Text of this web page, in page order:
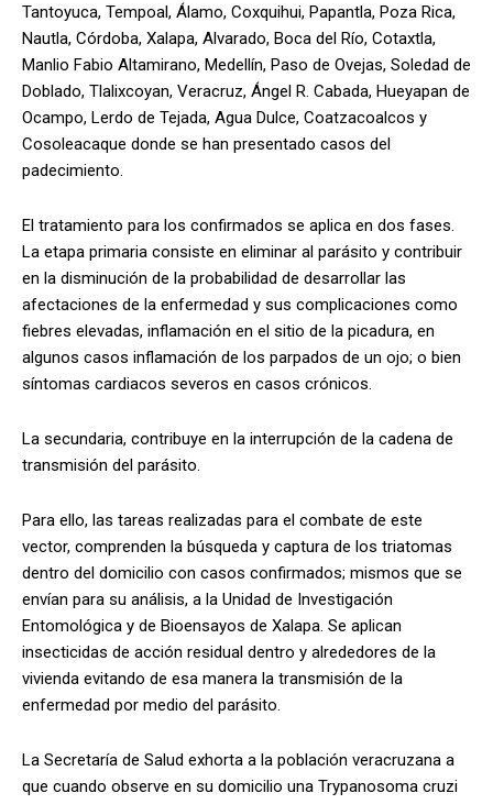
Tantoyuca, Tempoal, Álamo, Coxquihui, Papantla, Poza Rica,
Nautla, Córdoba, Xalapa, Alvarado, Boca del Río, Cotaxtla,
Manlio Fabio Altamirano, Medellín, Paso de Ovejas, Soledad de
Doblado, Tlalixcoyan, Veracruz, Ángel R. Cabada, Hueyapan de
Ocampo, Lerdo de Tejada, Agua Dulce, Coatzacoalcos y
Cosoleacaque donde se han presentado casos del
padecimiento.
El tratamiento para los confirmados se aplica en dos fases.
La etapa primaria consiste en eliminar al parásito y contribuir
en la disminución de la probabilidad de desarrollar las
afectaciones de la enfermedad y sus complicaciones como
fiebres elevadas, inflamación en el sitio de la picadura, en
algunos casos inflamación de los parpados de un ojo; o bien
síntomas cardiacos severos en casos crónicos.
La secundaria, contribuye en la interrupción de la cadena de
transmisión del parásito.
Para ello, las tareas realizadas para el combate de este
vector, comprenden la búsqueda y captura de los triatomas
dentro del domicilio con casos confirmados; mismos que se
envían para su análisis, a la Unidad de Investigación
Entomológica y de Bioensayos de Xalapa. Se aplican
insecticidas de acción residual dentro y alrededores de la
vivienda evitando de esa manera la transmisión de la
enfermedad por medio del parásito.
La Secretaría de Salud exhorta a la población veracruzana a
que cuando observe en su domicilio una Trypanosoma cruzi